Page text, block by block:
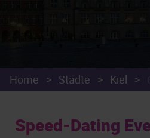
Home > Städte > Kiel >
Speed-Dating